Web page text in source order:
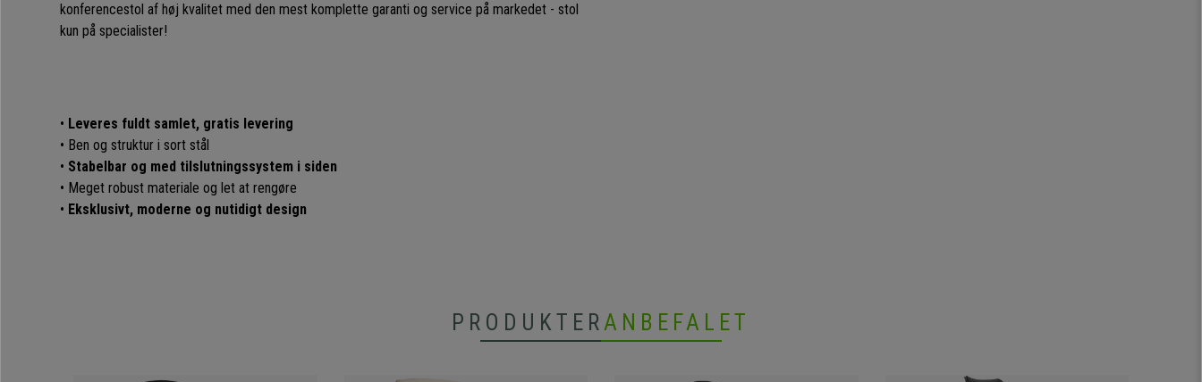
konferencestol af høj kvalitet med den mest komplette garanti og service på markedet - stol
kun på specialister!
• Leveres fuldt samlet, gratis levering
• Ben og struktur i sort stål
• Stabelbar og med tilslutningssystem i siden
• Meget robust materiale og let at rengøre
• Eksklusivt, moderne og nutidigt design
PRODUKTERANBEFALET